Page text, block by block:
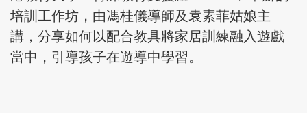
培訓工作坊，由馮桂儀導師及袁素菲姑娘主
講，分享如何以配合教具將家居訓練融入遊戲
當中，引導孩子在遊導中學習。